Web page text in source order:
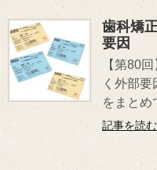
歯科矯
要因
【第80
く外部
をまとめ
記事を読む